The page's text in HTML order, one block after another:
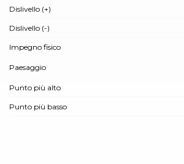
Dislivello (+)
Dislivello (-)
Impegno fisico
Paesaggio
Punto più alto
Punto più basso